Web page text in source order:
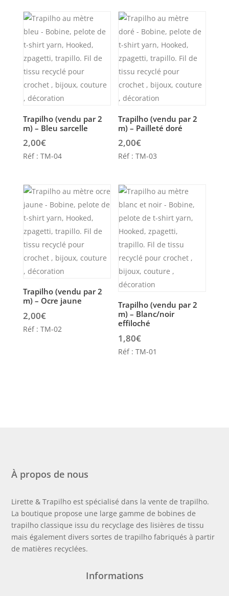
Trapilho (vendu par 2
m) – Bleu sarcelle
2,00€
Réf : TM-04
Trapilho (vendu par 2
m) – Pailleté doré
2,00€
Réf : TM-03
Trapilho (vendu par 2
m) – Ocre jaune
2,00€
Réf : TM-02
Trapilho (vendu par 2
m) – Blanc/noir
effiloché
1,80€
Réf : TM-01
À propos de nous
Lirette & Trapilho est spécialisé dans la vente de trapilho.
La boutique propose une large gamme de bobines de
trapilho classique issu du recyclage des lisières de tissu
mais également divers sortes de trapilho fabriqués à partir
de matières recyclées.
Informations